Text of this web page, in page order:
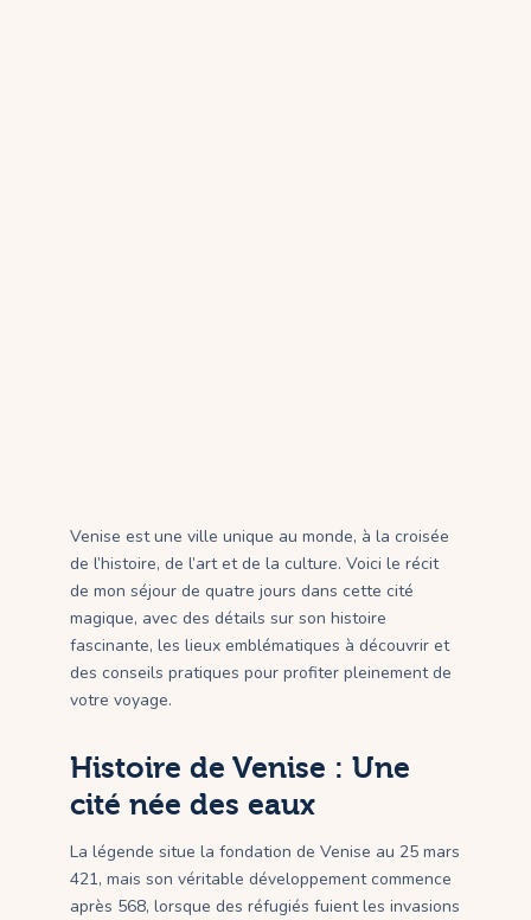
Venise est une ville unique au monde, à la croisée
de l’histoire, de l’art et de la culture. Voici le récit
de mon séjour de quatre jours dans cette cité
magique, avec des détails sur son histoire
fascinante, les lieux emblématiques à découvrir et
des conseils pratiques pour profiter pleinement de
votre voyage.
Histoire de Venise : Une
cité née des eaux
La légende situe la fondation de Venise au 25 mars
421, mais son véritable développement commence
après 568, lorsque des réfugiés fuient les invasions